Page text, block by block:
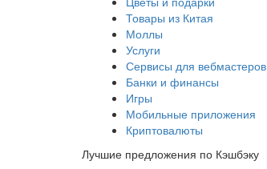
Товары из Китая
Моллы
Услуги
Сервисы для вебмастеров
Банки и финансы
Игры
Мобильные приложения
Криптовалюты
Лучшие предложения по Кэшбэку